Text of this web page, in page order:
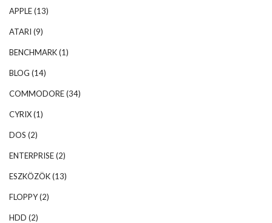
APPLE(13)
ATARI (9)
BENCHMARK(1)
BLOG (14)
COMMODORE(34)
CYRIX(1)
DOS (2)
ENTERPRISE(2)
ESZKÖZÖK(13)
FLOPPY(2)
HDD (2)